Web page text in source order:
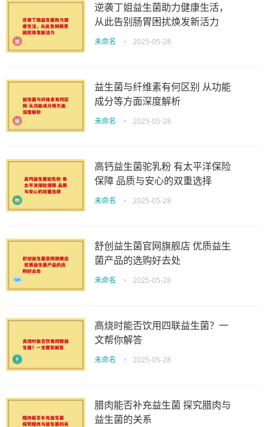
逆袭丁姐益生菌助力健康生活，
从此告别肠胃困扰焕发新活力
未命名 • 2025-05-28
益生菌与纤维素有何区别 从功能
成分等方面深度解析
未命名 • 2025-05-28
高钙益生菌驼乳粉 有太平洋保险
保障 品质与安心的双重选择
未命名 • 2025-05-28
舒创益生菌官网旗舰店 优质益生
菌产品的选购好去处
未命名 • 2025-05-28
高烧时能否饮用四联益生菌？一
文帮你解答
未命名 • 2025-05-28
腊肉能否补充益生菌 探究腊肉与
益生菌的关系